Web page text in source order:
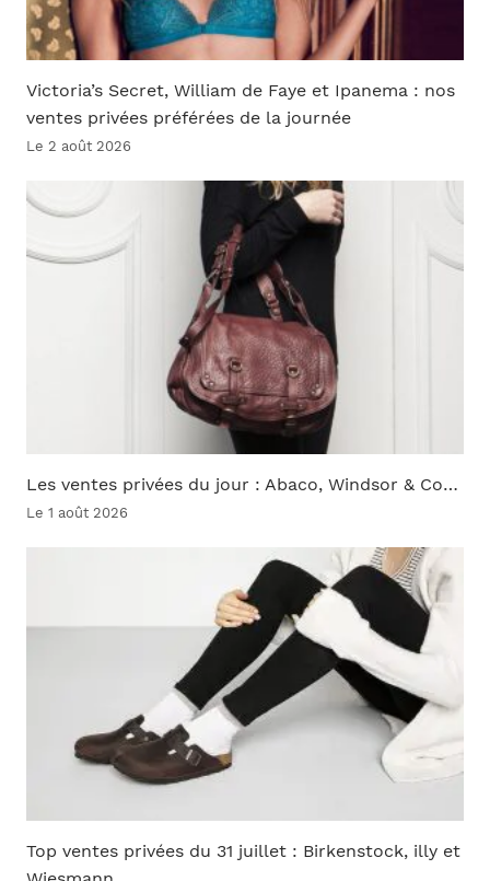
Victoria’s Secret, William de Faye et Ipanema : nos
ventes privées préférées de la journée
Le 2 août 2026
Les ventes privées du jour : Abaco, Windsor & Co…
Le 1 août 2026
Top ventes privées du 31 juillet : Birkenstock, illy et